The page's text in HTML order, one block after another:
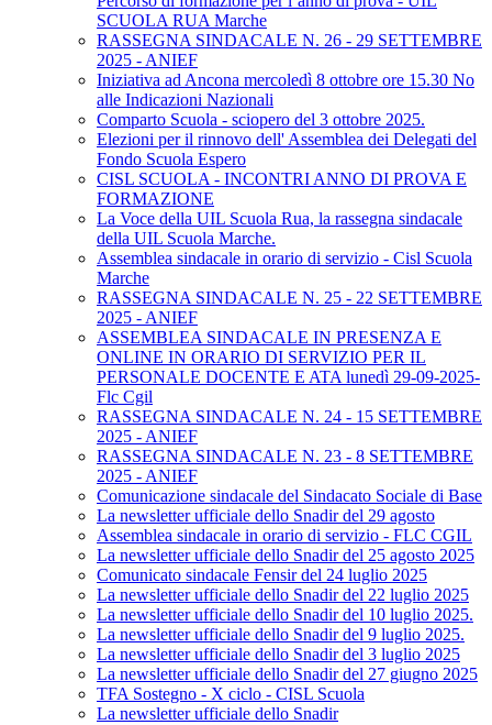
SCUOLA RUA Marche
RASSEGNA SINDACALE N. 26 - 29 SETTEMBRE
2025 - ANIEF
Iniziativa ad Ancona mercoledì 8 ottobre ore 15.30 No
alle Indicazioni Nazionali
Comparto Scuola - sciopero del 3 ottobre 2025.
Elezioni per il rinnovo dell' Assemblea dei Delegati del
Fondo Scuola Espero
CISL SCUOLA - INCONTRI ANNO DI PROVA E
FORMAZIONE
La Voce della UIL Scuola Rua, la rassegna sindacale
della UIL Scuola Marche.
Assemblea sindacale in orario di servizio - Cisl Scuola
Marche
RASSEGNA SINDACALE N. 25 - 22 SETTEMBRE
2025 - ANIEF
ASSEMBLEA SINDACALE IN PRESENZA E
ONLINE IN ORARIO DI SERVIZIO PER IL
PERSONALE DOCENTE E ATA lunedì 29-09-2025-
Flc Cgil
RASSEGNA SINDACALE N. 24 - 15 SETTEMBRE
2025 - ANIEF
RASSEGNA SINDACALE N. 23 - 8 SETTEMBRE
2025 - ANIEF
Comunicazione sindacale del Sindacato Sociale di Base
La newsletter ufficiale dello Snadir del 29 agosto
Assemblea sindacale in orario di servizio - FLC CGIL
La newsletter ufficiale dello Snadir del 25 agosto 2025
Comunicato sindacale Fensir del 24 luglio 2025
La newsletter ufficiale dello Snadir del 22 luglio 2025
La newsletter ufficiale dello Snadir del 10 luglio 2025.
La newsletter ufficiale dello Snadir del 9 luglio 2025.
La newsletter ufficiale dello Snadir del 3 luglio 2025
La newsletter ufficiale dello Snadir del 27 giugno 2025
TFA Sostegno - X ciclo - CISL Scuola
La newsletter ufficiale dello Snadir